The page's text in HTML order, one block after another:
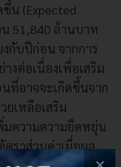
น (Expected
น 51,840 ล้านบาท
งกับปีก่อน จากการ
งต่อเนื่องเพื่อเสริม
ที่อาจจะเกิดขึ้นจาก
ยเหลือเสริม
มความความยืดหยุ่น
ราส่วนค่าเผื่อผล